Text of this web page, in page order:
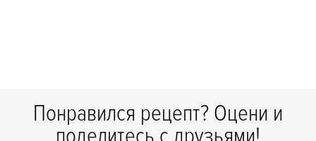
Понравился рецепт? Оцени и